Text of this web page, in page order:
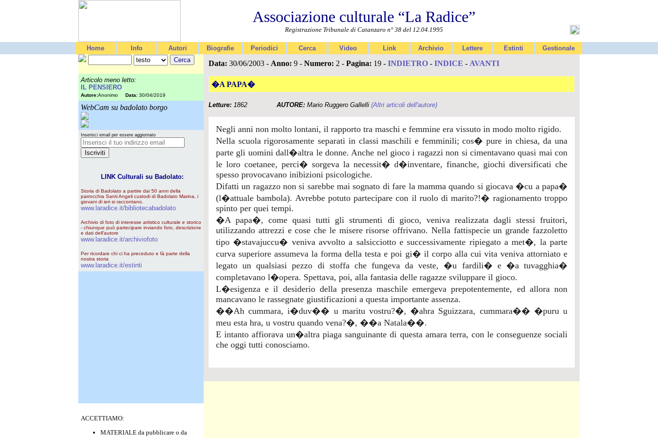
Associazione culturale “La Radice”
Registrazione Tribunale di Catanzaro n° 38 del 12.04.1995
Home Info Autori Biografie Periodici Cerca Video Link Archivio Lettere Estinti Gestionale
Articolo meno letto:
IL PENSIERO
Autore:Anonimo Data: 30/04/2019
WebCam su badolato borgo
Inserisci email per essere aggiornato
LINK Culturali su Badolato:
Storia di Badolato a partire dai 50 anni della
parrocchia Santi Angeli custodi di Badolato Marina, i
giovani di ieri si raccontano.
www.laradice.it/bibliotecabadolato
Archivio di foto di interesse artistico culturale e storico
- chiunque può partecipare inviando foto, descrizione
e dati dell'autore
www.laradice.it/archiviofoto
Per ricordare chi ci ha preceduto e fà parte della
nostra storia
www.laradice.it/estinti
ACCETTIAMO:
MATERIALE da pubblicare o da
Data: 30/06/2003 - Anno: 9 - Numero: 2 - Pagina: 19 - INDIETRO - INDICE - AVANTI
�A PAPA�
Letture: 1862 AUTORE: Mario Ruggero Gallelli (Altri articoli dell'autore)
Negli anni non molto lontani, il rapporto tra maschi e femmine era vissuto in modo molto rigido.
Nella scuola rigorosamente separati in classi maschili e femminili; cos� pure in chiesa, da una
parte gli uomini dall�altra le donne. Anche nel gioco i ragazzi non si cimentavano quasi mai con
le loro coetanee, perci� sorgeva la necessit� d�inventare, finanche, giochi diversificati che
spesso provocavano inibizioni psicologiche.
Difatti un ragazzo non si sarebbe mai sognato di fare la mamma quando si giocava �cu a papa�
(l�attuale bambola). Avrebbe potuto partecipare con il ruolo di marito?!� ragionamento troppo
spinto per quei tempi.
�A papa�, come quasi tutti gli strumenti di gioco, veniva realizzata dagli stessi fruitori,
utilizzando attrezzi e cose che le misere risorse offrivano. Nella fattispecie un grande fazzoletto
tipo �stavajuccu� veniva avvolto a salsicciotto e successivamente ripiegato a met�, la parte
curva superiore assumeva la forma della testa e poi gi� il corpo alla cui vita veniva attorniato e
legato un qualsiasi pezzo di stoffa che fungeva da veste, �u fardili� e �a tuvagghia�
completavano l�opera. Spettava, poi, alla fantasia delle ragazze sviluppare il gioco.
L�esigenza e il desiderio della presenza maschile emergeva prepotentemente, ed allora non
mancavano le rassegnate giustificazioni a questa importante assenza.
��Ah cummara, i�duv�� u maritu vostru?�, �ahra Sguizzara, cummara�� �puru u
meu esta hra, u vostru quando vena?�, ��a Natala��.
E intanto affiorava un�altra piaga sanguinante di questa amara terra, con le conseguenze sociali
che oggi tutti conosciamo.